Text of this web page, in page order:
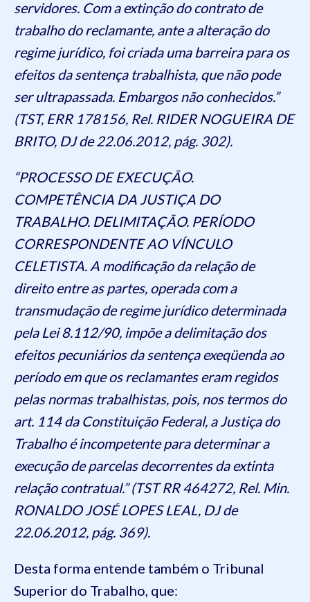
servidores. Com a extinção do contrato de
trabalho do reclamante, ante a alteração do
regime jurídico, foi criada uma barreira para os
efeitos da sentença trabalhista, que não pode
ser ultrapassada. Embargos não conhecidos.”
(TST, ERR 178156, Rel. RIDER NOGUEIRA DE
BRITO, DJ de 22.06.2012, pág. 302).
“PROCESSO DE EXECUÇÃO.
COMPETÊNCIA DA JUSTIÇA DO
TRABALHO. DELIMITAÇÃO. PERÍODO
CORRESPONDENTE AO VÍNCULO
CELETISTA. A modificação da relação de
direito entre as partes, operada com a
transmudação de regime jurídico determinada
pela Lei 8.112/90, impõe a delimitação dos
efeitos pecuniários da sentença exeqüenda ao
período em que os reclamantes eram regidos
pelas normas trabalhistas, pois, nos termos do
art. 114 da Constituição Federal, a Justiça do
Trabalho é incompetente para determinar a
execução de parcelas decorrentes da extinta
relação contratual.” (TST RR 464272, Rel. Min.
RONALDO JOSÉ LOPES LEAL, DJ de
22.06.2012, pág. 369).
Desta forma entende também o Tribunal
Superior do Trabalho, que: